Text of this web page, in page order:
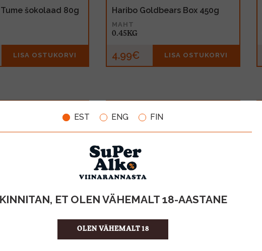
EST ENG FIN
KINNITAN, ET OLEN VÄHEMALT 18-AASTANE
OLEN VÄHEMALT 18
Tume šokolaad 80g
LISA OSTUKORVI
Haribo Goldbears Box 450g
MAHT
0.45KG
4.99€ LISA OSTUKORVI
Stixx 200g Maoam Frucht Kracher 1,2kg